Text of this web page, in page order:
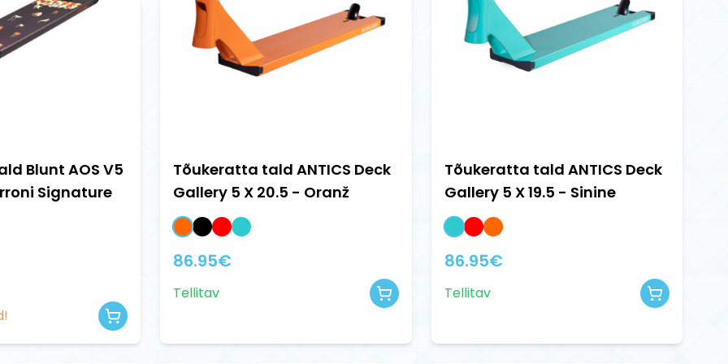
Blunt AOS V5
Signature
Tõukeratta tald ANTICS Deck
Gallery 5 X 20.5 - Oranž
86.95€
Tellitav
Tõukeratta tald ANTICS Deck
Gallery 5 X 19.5 - Sinine
86.95€
Tellitav